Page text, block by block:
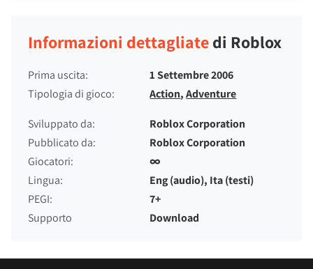
Informazioni dettagliatedi Roblox
Prima uscita:
1 Settembre 2006
Tipologia di gioco:
Action,Adventure
Sviluppato da:
Roblox Corporation
Pubblicato da:
Roblox Corporation
Giocatori:
∞
Lingua:
Eng (audio), Ita (testi)
PEGI:
7+
Supporto
Download